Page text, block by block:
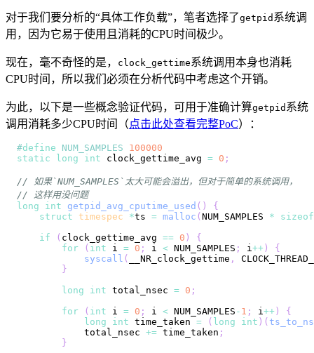
对于我们要分析的“具体工作负载”，笔者选择了getpid 系统调
用，因为它易于使用且消耗的CPU时间极少。
现在，毫不奇怪的是， clock_gettime系统调用本身也消耗
CPU时间，所以我们必须在分析代码中考虑这个开销。
为此，以下是一些概念验证代码，可用于准确计算getpid 系统
调用消耗多少CPU时间（点击此处查看完整PoC）：
#define NUM_SAMPLES
100000
static
long int clock_gettime_avg = 0 ;
// 如果`NUM_SAMPLES`太大可能会溢出，但对于简单的系统调用，
// 这样用没问题
long
int getpid_avg_cputime_used ( )
{
struct
timespec *ts = malloc (NUM_SAMPLES *
sizeof
if
( clock_gettime_avg == 0 )
{
for
( int i = 0 ; i < NUM_SAMPLES ; i ++)
{
syscall ( __NR_clock_gettime ,
}
long
int total_nsec = 0 ;
for
( int i = 0 ; i < NUM_SAMPLES - 1 ; i ++)
{
long
int time_taken = ( long int ) ( ts_to_ns
            total_nsec
+= time_taken ;
}